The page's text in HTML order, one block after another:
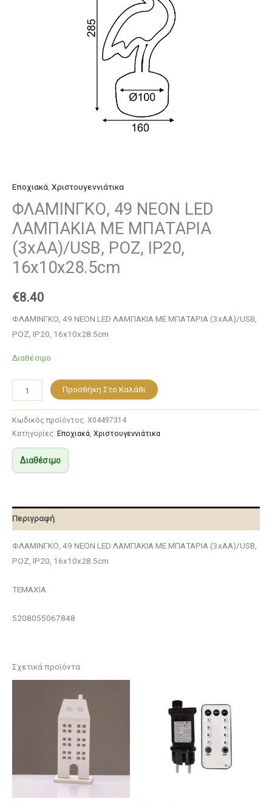
Εποχιακά, Χριστουγεννιάτικα
ΦΛΑΜΙΝΓΚΟ, 49 NEON LED
ΛΑΜΠΑΚΙΑ ΜΕ ΜΠΑΤΑΡΙΑ
(3xAA)/USB, ΡΟΖ, IP20,
16x10x28.5cm
€8.40
ΦΛΑΜΙΝΓΚΟ, 49 NEON LED ΛΑΜΠΑΚΙΑ ΜΕ ΜΠΑΤΑΡΙΑ (3xAA)/USB,
ΡΟΖ, IP20, 16x10x28.5cm
Διαθέσιμο
Προσθήκη Στο Καλάθι
Κωδικός προϊόντος: X04497314
Κατηγορίες: Εποχιακά, Χριστουγεννιάτικα
Διαθέσιμο
Περιγραφή
ΦΛΑΜΙΝΓΚΟ, 49 NEON LED ΛΑΜΠΑΚΙΑ ΜΕ ΜΠΑΤΑΡΙΑ (3xAA)/USB,
ΡΟΖ, IP20, 16x10x28.5cm
ΤΕΜΑΧΙΑ
5208055067848
Σχετικά προϊόντα